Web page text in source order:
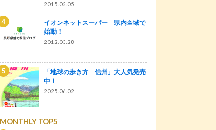
2015.02.05
イオンネットスーパー 県内全域で
始動！
2012.03.28
「地球の歩き方 信州」大人気発売
中！
2025.06.02
MONTHLY TOP5